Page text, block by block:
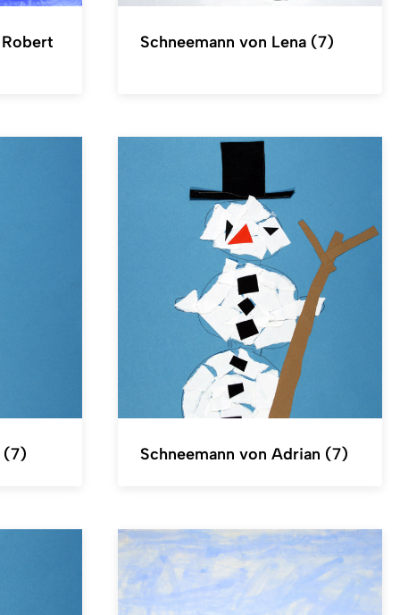
Schneemann von Lena (7)
(7) Schneemann von Adrian (7)